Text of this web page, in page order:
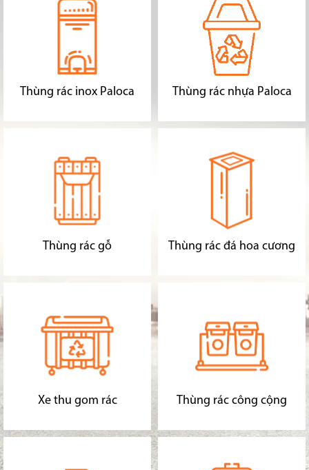
Thùng rác inox Paloca Thùng rác nhựa Paloca
Thùng rác gỗ Thùng rác đá hoa cương
Xe thu gom rác Thùng rác công cộng